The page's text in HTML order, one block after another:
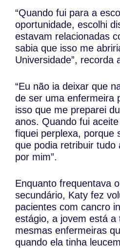
“Quando fui para a
oportunidade, escolhi
estavam relacionadas
sabia que isso me
Universidade”, recorda
“Eu não ia deixar que
de ser uma enfermeira
isso que me preparei
anos. Quando fui
fiquei perplexa, porque
que podia retribuir tudo
por mim”.
Enquanto frequentava
secundário, Katy fez
pacientes com cancro
estágio, a jovem está a
mesmas enfermeiras
quando ela tinha